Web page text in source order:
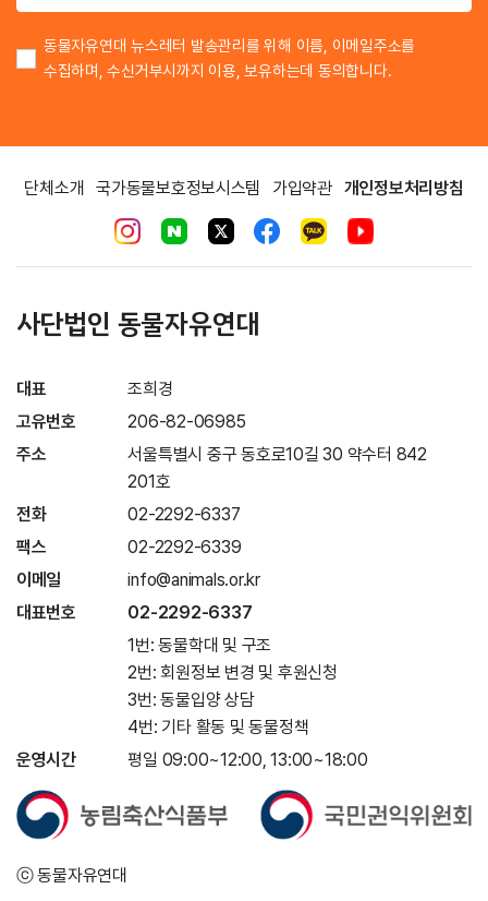
동물자유연대 뉴스레터 발송관리를 위해 이름, 이메일주소를
수집하며, 수신거부시까지 이용, 보유하는데 동의합니다.
단체소개 국가동물보호정보시스템 가입약관 개인정보처리방침
사단법인 동물자유연대
대표
조희경
고유번호
206-82-06985
주소
서울특별시 중구 동호로10길 30 약수터 842
201호
전화
02-2292-6337
팩스
02-2292-6339
이메일
info@animals.or.kr
대표번호
02-2292-6337
1번: 동물학대 및 구조
2번: 회원정보 변경 및 후원신청
3번: 동물입양 상담
4번: 기타 활동 및 동물정책
운영시간
평일 09:00~12:00, 13:00~18:00
ⓒ 동물자유연대